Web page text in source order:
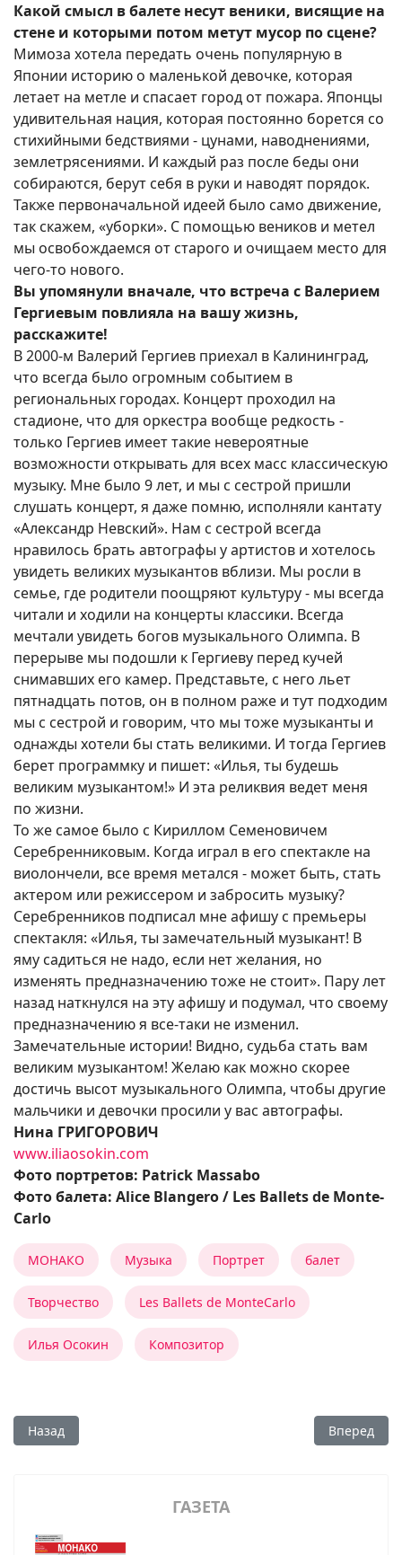
Какой смысл в балете несут веники, висящие на
стене и которыми потом метут мусор по сцене?
Мимоза хотела передать очень популярную в
Японии историю о маленькой девочке, которая
летает на метле и спасает город от пожара. Японцы
удивительная нация, которая постоянно борется со
стихийными бедствиями - цунами, наводнениями,
землетрясениями. И каждый раз после беды они
собираются, берут себя в руки и наводят порядок.
Также первоначальной идеей было само движение,
так скажем, «уборки». С помощью веников и метел
мы освобождаемся от старого и очищаем место для
чего-то нового.
Вы упомянули вначале, что встреча с Валерием
Гергиевым повлияла на вашу жизнь,
расскажите!
В 2000-м Валерий Гергиев приехал в Калининград,
что всегда было огромным событием в
региональных городах. Концерт проходил на
стадионе, что для оркестра вообще редкость -
только Гергиев имеет такие невероятные
возможности открывать для всех масс классическую
музыку. Мне было 9 лет, и мы с сестрой пришли
слушать концерт, я даже помню, исполняли кантату
«Александр Невский». Нам с сестрой всегда
нравилось брать автографы у артистов и хотелось
увидеть великих музыкантов вблизи. Мы росли в
семье, где родители поощряют культуру - мы всегда
читали и ходили на концерты классики. Всегда
мечтали увидеть богов музыкального Олимпа. В
перерыве мы подошли к Гергиеву перед кучей
снимавших его камер. Представьте, с него льет
пятнадцать потов, он в полном раже и тут подходим
мы с сестрой и говорим, что мы тоже музыканты и
однажды хотели бы стать великими. И тогда Гергиев
берет программку и пишет: «Илья, ты будешь
великим музыкантом!» И эта реликвия ведет меня
по жизни.
То же самое было с Кириллом Семеновичем
Серебренниковым. Когда играл в его спектакле на
виолончели, все время метался - может быть, стать
актером или режиссером и забросить музыку?
Серебренников подписал мне афишу с премьеры
спектакля: «Илья, ты замечательный музыкант! В
яму садиться не надо, если нет желания, но
изменять предназначению тоже не стоит». Пару лет
назад наткнулся на эту афишу и подумал, что своему
предназначению я все-таки не изменил.
Замечательные истории! Видно, судьба стать вам
великим музыкантом! Желаю как можно скорее
достичь высот музыкального Олимпа, чтобы другие
мальчики и девочки просили у вас автографы.
Нина ГРИГОРОВИЧ
www.iliaosokin.com
Фото портретов: Patrick Massabo
Фото балета: Alice Blangero / Les Ballets de Monte-
Carlo
МОНАКО Музыка Портрет балет
Творчество Les Ballets de MonteCarlo
Илья Осокин Композитор
Предыдущий: «Сновидения вечности, скользящие по
Назад Вперед
ГАЗЕТА